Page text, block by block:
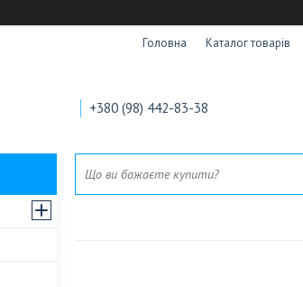
Головна Каталог товарів
+380 (98) 442-83-38